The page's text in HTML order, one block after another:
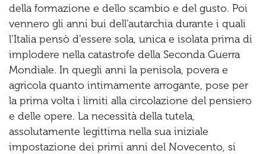
della formazione e dello scambio e del gusto. Poi
vennero gli anni bui dell’autarchia durante i quali
l’Italia pensò d’essere sola, unica e isolata prima di
implodere nella catastrofe della Seconda Guerra
Mondiale. In quegli anni la penisola, povera e
agricola quanto intimamente arrogante, pose per
la prima volta i limiti alla circolazione del pensiero
e delle opere. La necessità della tutela,
assolutamente legittima nella sua iniziale
impostazione dei primi anni del Novecento, si